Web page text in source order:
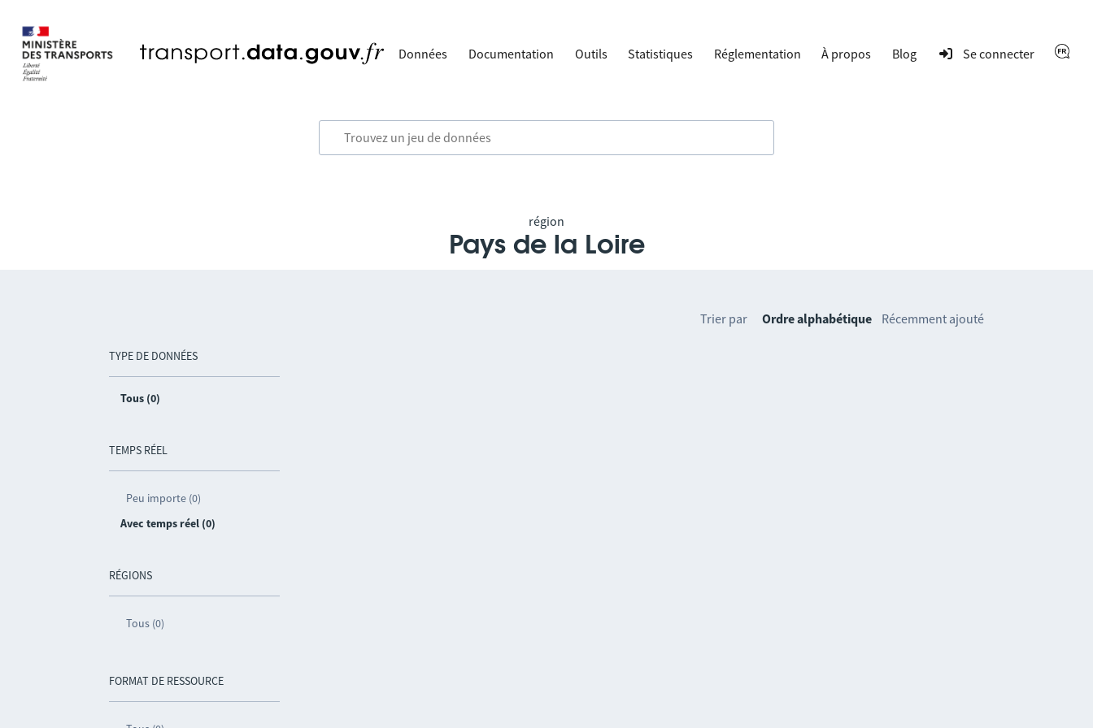
Données Documentation Outils Statistiques Réglementation À propos Blog Se connecter
région
Pays de la Loire
TYPE DE DONNÉES
Tous (0)
TEMPS RÉEL
Peu importe (0)
Avec temps réel (0)
RÉGIONS
Tous (0)
FORMAT DE RESSOURCE
Trier par Ordre alphabétique Récemment ajouté